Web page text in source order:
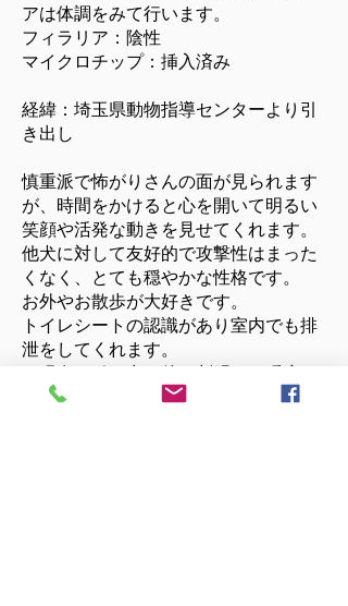
アは体調をみて行います。
フィラリア：陰性
マイクロチップ：挿入済み
経緯：埼玉県動物指導センターより引
き出し
慎重派で怖がりさんの面が見られます
が、時間をかけると心を開いて明るい
笑顔や活発な動きを見せてくれます。
他犬に対して友好的で攻撃性はまった
くなく、とても穏やかな性格です。
お外やお散歩が大好きです。
トイレシートの認識があり室内でも排
泄をしてくれます。
治療中です。腫瘍以外の健康状態は問